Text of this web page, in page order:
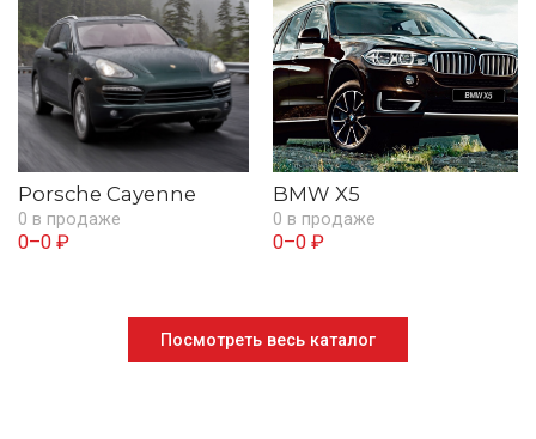
Porsche Cayenne
0 в продаже
0–0 ₽
BMW X5
0 в продаже
0–0 ₽
Посмотреть весь каталог